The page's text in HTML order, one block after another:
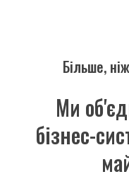
Більше,
Ми
бізнес-